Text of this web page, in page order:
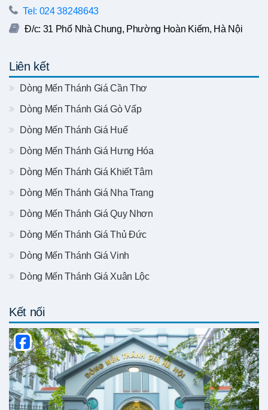
Tel: 024 38248643
Đ/c: 31 Phố Nhà Chung, Phường Hoàn Kiếm, Hà Nội
Liên kết
Dòng Mến Thánh Giá Cần Thơ
Dòng Mến Thánh Giá Gò Vấp
Dòng Mến Thánh Giá Huế
Dòng Mến Thánh Giá Hưng Hóa
Dòng Mến Thánh Giá Khiết Tâm
Dòng Mến Thánh Giá Nha Trang
Dòng Mến Thánh Giá Quy Nhơn
Dòng Mến Thánh Giá Thủ Đức
Dòng Mến Thánh Giá Vinh
Dòng Mến Thánh Giá Xuân Lộc
Kết nối